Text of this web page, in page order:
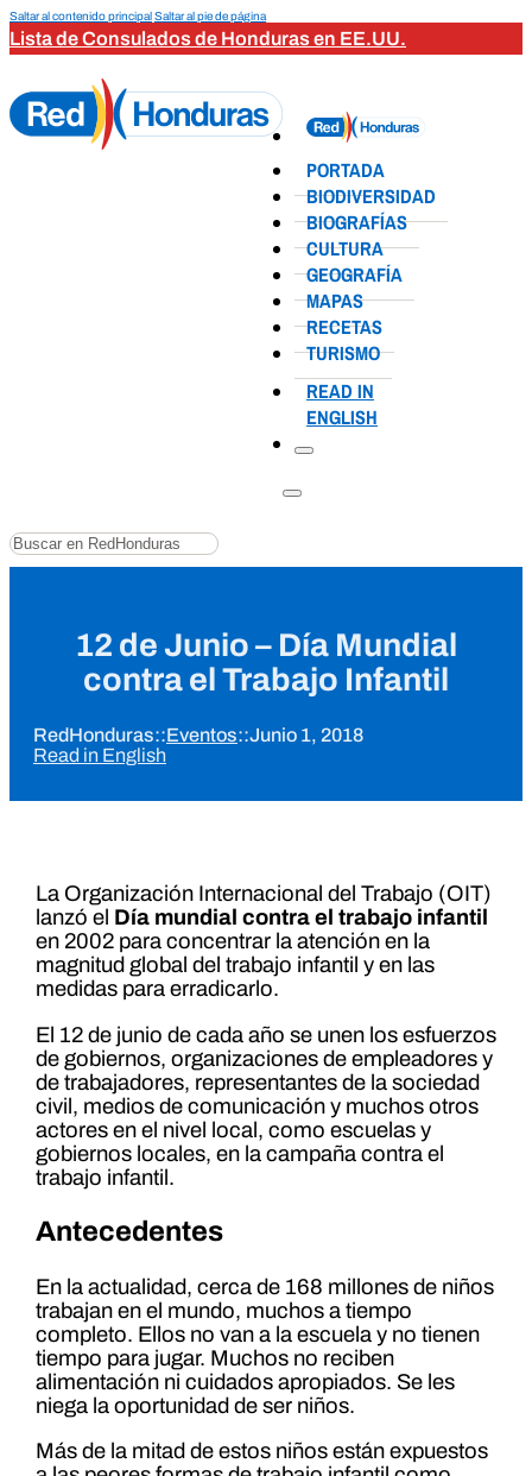
Saltar al contenido principalSaltar al pie de página
Lista de Consulados de Honduras en EE.UU.
PORTADA
BIODIVERSIDAD
BIOGRAFÍAS
CULTURA
GEOGRAFÍA
MAPAS
RECETAS
TURISMO
READ IN
ENGLISH
Buscar
12 de Junio – Día Mundial
contra el Trabajo Infantil
RedHonduras::Eventos::Junio 1, 2018
Read in English
La Organización Internacional del Trabajo (OIT)
lanzó el Día mundial contra el trabajo infantil
en 2002 para concentrar la atención en la
magnitud global del trabajo infantil y en las
medidas para erradicarlo.
El 12 de junio de cada año se unen los esfuerzos
de gobiernos, organizaciones de empleadores y
de trabajadores, representantes de la sociedad
civil, medios de comunicación y muchos otros
actores en el nivel local, como escuelas y
gobiernos locales, en la campaña contra el
trabajo infantil.
Antecedentes
En la actualidad, cerca de 168 millones de niños
trabajan en el mundo, muchos a tiempo
completo. Ellos no van a la escuela y no tienen
tiempo para jugar. Muchos no reciben
alimentación ni cuidados apropiados. Se les
niega la oportunidad de ser niños.
Más de la mitad de estos niños están expuestos